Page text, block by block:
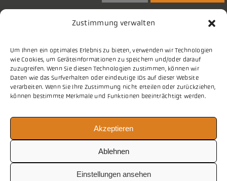
Zustimmung verwalten
Um Ihnen ein optimales Erlebnis zu bieten, verwenden wir Technologien
wie Cookies, um Geräteinformationen zu speichern und/oder darauf
zuzugreifen. Wenn Sie diesen Technologien zustimmen, können wir
Daten wie das Surfverhalten oder eindeutige IDs auf dieser Website
verarbeiten. Wenn Sie Ihre Zustimmung nicht erteilen oder zurückziehen,
können bestimmte Merkmale und Funktionen beeinträchtigt werden.
Akzeptieren
Ablehnen
Einstellungen ansehen
Bundes-Arbeitsgemeinschaft
der Kommunalen IT-Dienstleister e.V.
Charlottenstraße 65
10117 Berlin
Tel.030 2063 156 0
info@vitako.de